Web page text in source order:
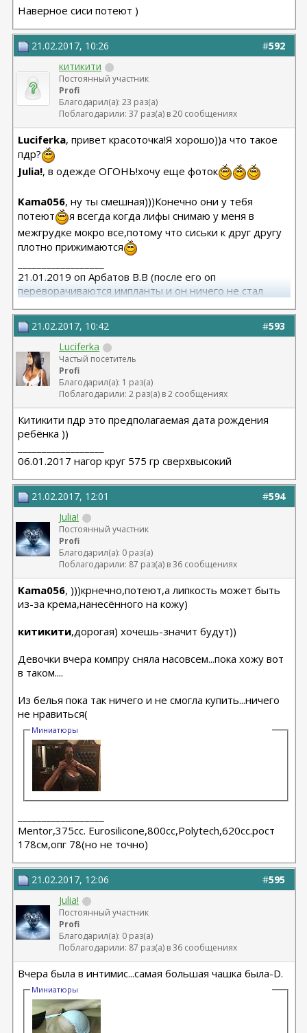
Наверное сиси потеют )
#592
21.02.2017, 10:26
китикити
Постоянный участник
Profi
Благодарил(а): 23 раз(а)
Поблагодарили: 37 раз(а) в 20 сообщениях
Luciferka, привет красоточка!Я хорошо))а что такое
пдр?
Julia!, в одежде ОГОНЬ!хочу еще фоток
Kama056, ну ты смешная)))Конечно они у тебя
потеют
я всегда когда лифы снимаю у меня в
межгрудке мокро все,потому что сиськи к друг другу
плотно прижимаются
21.01.2019 оп Арбатов В.В (после его оп
переворачиваются импланты и он ничего не стал
#593
21.02.2017, 10:42
Luciferka
Частый посетитель
Profi
Благодарил(а): 1 раз(а)
Поблагодарили: 2 раз(а) в 2 сообщениях
Китикити пдр это предполагаемая дата рождения
ребёнка ))
06.01.2017 нагор круг 575 гр сверхвысокий
#594
21.02.2017, 12:01
Julia!
Постоянный участник
Profi
Благодарил(а): 0 раз(а)
Поблагодарили: 87 раз(а) в 36 сообщениях
Kama056, )))крнечно,потеют,а липкость может быть
из-за крема,нанесённого на кожу)
китикити,дорогая) хочешь-значит будут))
Девочки вчера компру сняла насовсем...пока хожу вот
в таком....
Из белья пока так ничего и не смогла купить...ничего
не нравиться(
Миниатюры
Мentor,375cc. Eurosilicone,800cc,Polytech,620cc.рост
178см,опг 78(но не точно)
#595
21.02.2017, 12:06
Julia!
Постоянный участник
Profi
Благодарил(а): 0 раз(а)
Поблагодарили: 87 раз(а) в 36 сообщениях
Вчера была в интимис...самая большая чашка была-D.
Миниатюры